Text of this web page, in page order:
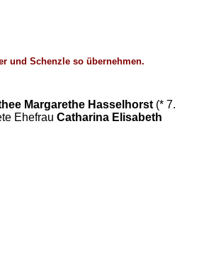
und Schenzle so übernehmen.
Margarethe Hasselhorst (* 7.
Ehefrau Catharina Elisabeth